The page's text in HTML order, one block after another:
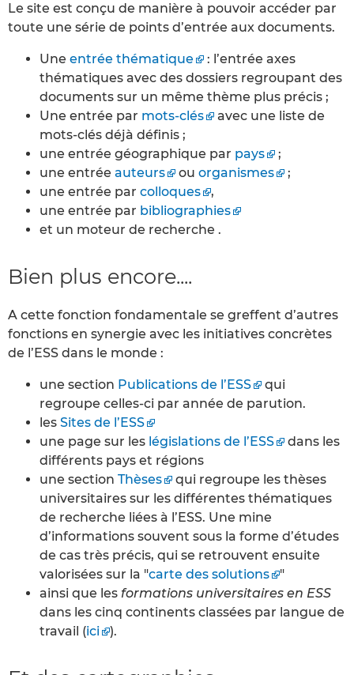
Le site est conçu de manière à pouvoir accéder par
toute une série de points d’entrée aux documents.
Une entrée thématique
: l’entrée axes
thématiques avec des dossiers regroupant des
documents sur un même thème plus précis ;
Une entrée par mots-clés
avec une liste de
mots-clés déjà définis ;
une entrée géographique par pays
;
une entrée auteurs ou organismes
;
une entrée par colloques
,
une entrée par bibliographies
et un moteur de recherche .
Bien plus encore....
A cette fonction fondamentale se greffent d’autres
fonctions en synergie avec les initiatives concrètes
de l’ESS dans le monde :
une section Publications de l’ESS
qui
regroupe celles-ci par année de parution.
les Sites de l’ESS
une page sur les législations de l’ESS
dans les
différents pays et régions
une section Thèses
qui regroupe les thèses
universitaires sur les différentes thématiques
de recherche liées à l’ESS. Une mine
d’informations souvent sous la forme d’études
de cas très précis, qui se retrouvent ensuite
valorisées sur la "carte des solutions
"
ainsi que les formations universitaires en ESS
dans les cinq continents classées par langue de
travail (ici ).